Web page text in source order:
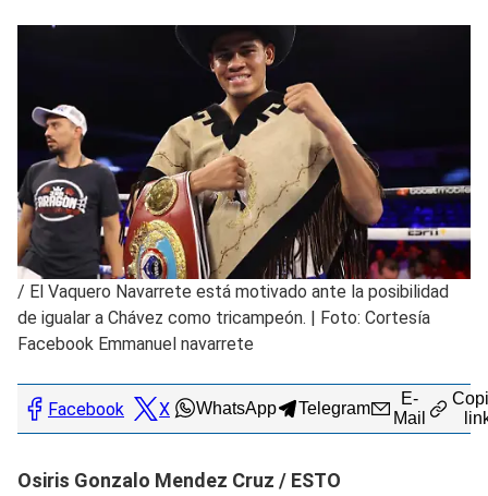
/ El Vaquero Navarrete está motivado ante la posibilidad
de igualar a Chávez como tricampeón. | Foto: Cortesía
Facebook Emmanuel navarrete
Facebook X WhatsApp Telegram
E-
Mail
Osiris Gonzalo Mendez Cruz / ESTO